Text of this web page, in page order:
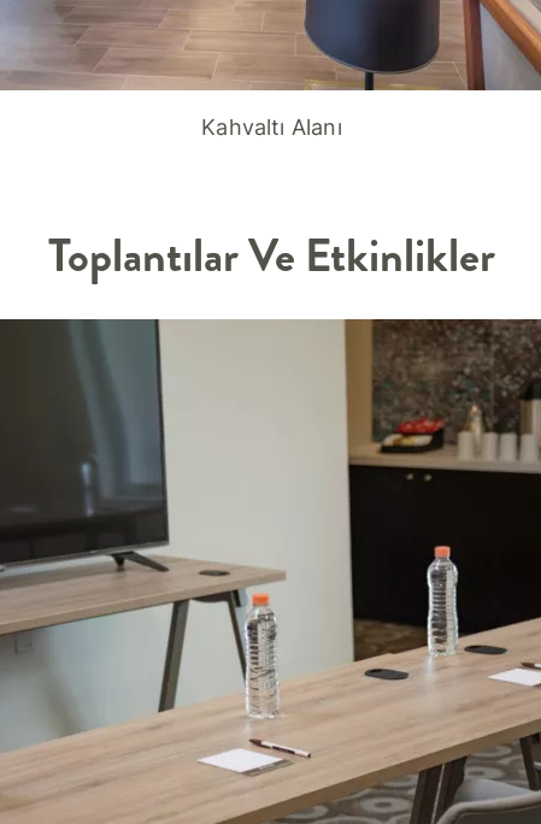
Kahvaltı Alanı
Toplantılar Ve Etkinlikler